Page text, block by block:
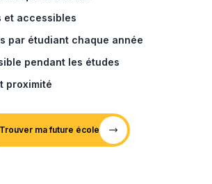
et accessibles
par étudiant chaque année
pendant les études
proximité
Trouver ma future école